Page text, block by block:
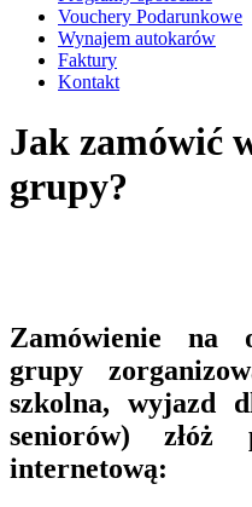
Vouchery Podarunkowe
Wynajem autokarów
Faktury
Kontakt
Jak zamówić
grupy?
Zamówienie na
grupy
szkolna, wyjazd
seniorów) złóż
internetową: